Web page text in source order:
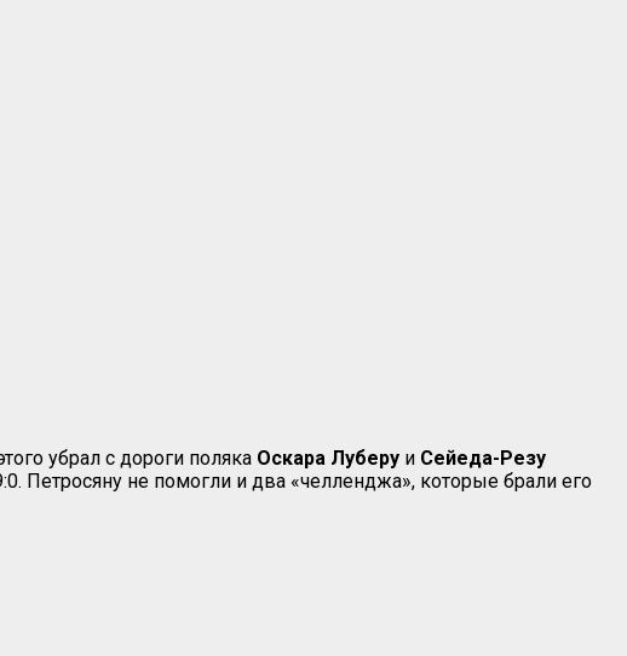
убрал с дороги поляка Оскара Луберу и Сейеда-Резу
Петросяну не помогли и два «челленджа», которые брали его